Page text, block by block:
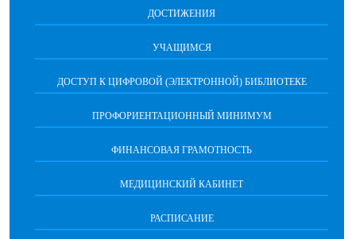
ДОСТИЖЕНИЯ
УЧАЩИМСЯ
ДОСТУП К ЦИФРОВОЙ (ЭЛЕКТРОННОЙ) БИБЛИОТЕКЕ
ПРОФОРИЕНТАЦИОННЫЙ МИНИМУМ
ФИНАНСОВАЯ ГРАМОТНОСТЬ
МЕДИЦИНСКИЙ КАБИНЕТ
РАСПИСАНИЕ